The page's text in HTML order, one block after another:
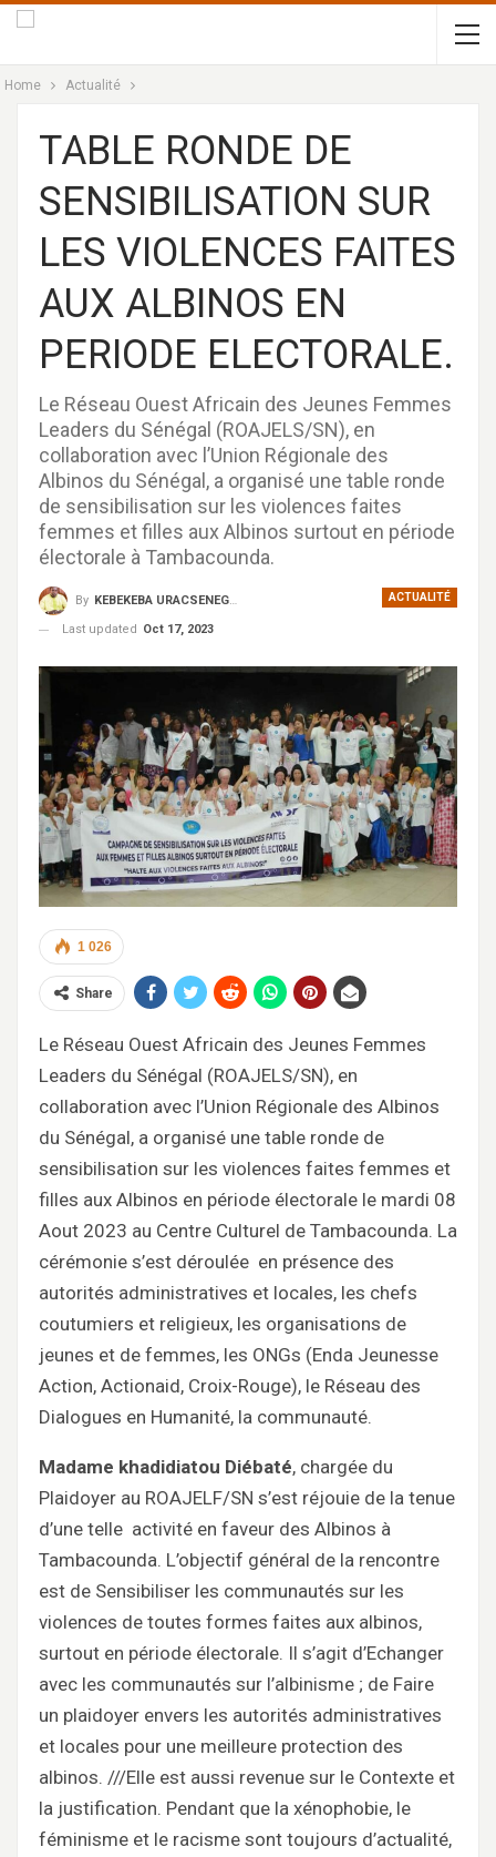
Home Actualité
TABLE RONDE DE
SENSIBILISATION SUR
LES VIOLENCES FAITES
AUX ALBINOS EN
PERIODE ELECTORALE.
Le Réseau Ouest Africain des Jeunes Femmes
Leaders du Sénégal (ROAJELS/SN), en
collaboration avec l’Union Régionale des
Albinos du Sénégal, a organisé une table ronde
de sensibilisation sur les violences faites
femmes et filles aux Albinos surtout en période
électorale à Tambacounda.
ACTUALITÉ
By KEBEKEBA URACSENEGAL / RADIO GADECBEETAWE FM
Last updated
Oct 17, 2023
1 026
Share
Le Réseau Ouest Africain des Jeunes Femmes
Leaders du Sénégal (ROAJELS/SN), en
collaboration avec l’Union Régionale des Albinos
du Sénégal, a organisé une table ronde de
sensibilisation sur les violences faites femmes et
filles aux Albinos en période électorale le mardi 08
Aout 2023 au Centre Culturel de Tambacounda. La
cérémonie s’est déroulée en présence des
autorités administratives et locales, les chefs
coutumiers et religieux, les organisations de
jeunes et de femmes, les ONGs (Enda Jeunesse
Action, Actionaid, Croix-Rouge), le Réseau des
Dialogues en Humanité, la communauté.
Madame khadidiatou Diébaté, chargée du
Plaidoyer au ROAJELF/SN s’est réjouie de la tenue
d’une telle activité en faveur des Albinos à
Tambacounda. L’objectif général de la rencontre
est de Sensibiliser les communautés sur les
violences de toutes formes faites aux albinos,
surtout en période électorale. Il s’agit d’Echanger
avec les communautés sur l’albinisme ; de Faire
un plaidoyer envers les autorités administratives
et locales pour une meilleure protection des
albinos. ///Elle est aussi revenue sur le Contexte et
la justification. Pendant que la xénophobie, le
féminisme et le racisme sont toujours d’actualité,